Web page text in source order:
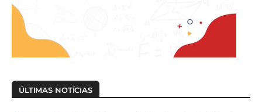
ÚLTIMAS NOTÍCIAS